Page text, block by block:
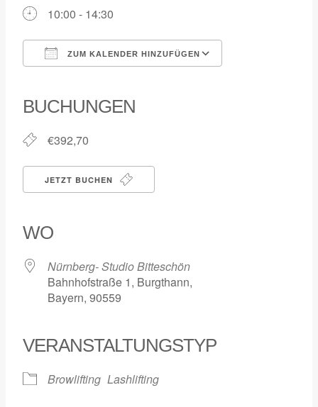
10:00 - 14:30
ZUM KALENDER HINZUFÜGEN
BUCHUNGEN
€392,70
JETZT BUCHEN
WO
Nürnberg- Studio Bitteschön
Bahnhofstraße 1, Burgthann,
Bayern, 90559
VERANSTALTUNGSTYP
Browlifting Lashlifting